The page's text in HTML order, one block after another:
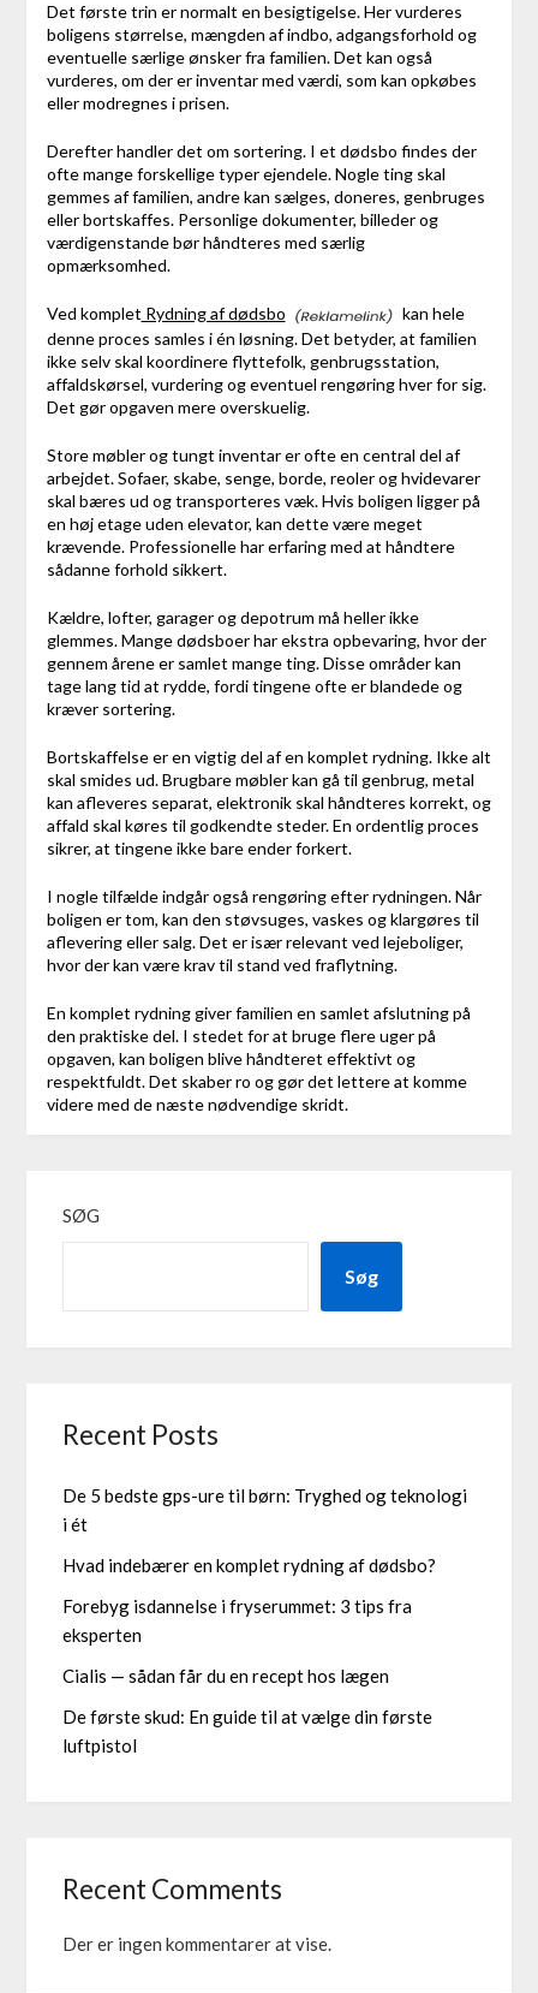
Det første trin er normalt en besigtigelse. Her vurderes
boligens størrelse, mængden af indbo, adgangsforhold og
eventuelle særlige ønsker fra familien. Det kan også
vurderes, om der er inventar med værdi, som kan opkøbes
eller modregnes i prisen.
Derefter handler det om sortering. I et dødsbo findes der
ofte mange forskellige typer ejendele. Nogle ting skal
gemmes af familien, andre kan sælges, doneres, genbruges
eller bortskaffes. Personlige dokumenter, billeder og
værdigenstande bør håndteres med særlig
opmærksomhed.
Ved komplet Rydning af dødsbo
kan hele
denne proces samles i én løsning. Det betyder, at familien
ikke selv skal koordinere flyttefolk, genbrugsstation,
affaldskørsel, vurdering og eventuel rengøring hver for sig.
Det gør opgaven mere overskuelig.
Store møbler og tungt inventar er ofte en central del af
arbejdet. Sofaer, skabe, senge, borde, reoler og hvidevarer
skal bæres ud og transporteres væk. Hvis boligen ligger på
en høj etage uden elevator, kan dette være meget
krævende. Professionelle har erfaring med at håndtere
sådanne forhold sikkert.
Kældre, lofter, garager og depotrum må heller ikke
glemmes. Mange dødsboer har ekstra opbevaring, hvor der
gennem årene er samlet mange ting. Disse områder kan
tage lang tid at rydde, fordi tingene ofte er blandede og
kræver sortering.
Bortskaffelse er en vigtig del af en komplet rydning. Ikke alt
skal smides ud. Brugbare møbler kan gå til genbrug, metal
kan afleveres separat, elektronik skal håndteres korrekt, og
affald skal køres til godkendte steder. En ordentlig proces
sikrer, at tingene ikke bare ender forkert.
I nogle tilfælde indgår også rengøring efter rydningen. Når
boligen er tom, kan den støvsuges, vaskes og klargøres til
aflevering eller salg. Det er især relevant ved lejeboliger,
hvor der kan være krav til stand ved fraflytning.
En komplet rydning giver familien en samlet afslutning på
den praktiske del. I stedet for at bruge flere uger på
opgaven, kan boligen blive håndteret effektivt og
respektfuldt. Det skaber ro og gør det lettere at komme
videre med de næste nødvendige skridt.
SØG
Søg
Recent Posts
De 5 bedste gps-ure til børn: Tryghed og teknologi
i ét
Hvad indebærer en komplet rydning af dødsbo?
Forebyg isdannelse i fryserummet: 3 tips fra
eksperten
Cialis — sådan får du en recept hos lægen
De første skud: En guide til at vælge din første
luftpistol
Recent Comments
Der er ingen kommentarer at vise.